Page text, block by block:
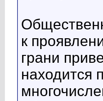
к
грани
находится